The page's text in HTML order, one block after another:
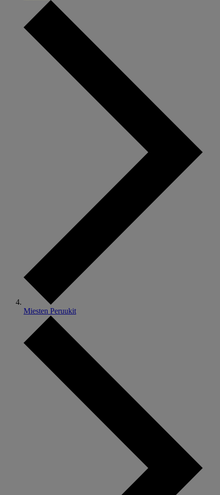
Miesten Peruukit